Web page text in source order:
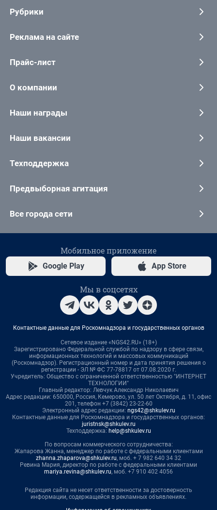
Рубрики
Реклама на сайте
Прайс-лист
О компании
Наши награды
Наши вакансии
Техподдержка
Предвыборная агитация
Все города сети
Мобильное приложение
Google Play App Store
Мы в соцсетях
Контактные данные для Роскомнадзора и государственных органов
Сетевое издание «NGS42.RU» (18+)
Зарегистрировано Федеральной службой по надзору в сфере связи,
информационных технологий и массовых коммуникаций
(Роскомнадзор). Регистрационный номер и дата принятия решения о
регистрации - ЭЛ № ФС 77-78817 от 07.08.2020 г.
Учредитель: Общество с ограниченной ответственностью "ИНТЕРНЕТ
ТЕХНОЛОГИИ"
Главный редактор: Левчук Александр Николаевич
Адрес редакции: 650000, Россия, Кемерово, ул. 50 лет Октября, д. 11, офис
201, телефон +7 (3842) 23-22-60
Электронный адрес редакции: ngs42@shkulev.ru
Контактные данные для Роскомнадзора и государственных органов:
juristnsk@shkulev.ru
Техподдержка: help@shkulev.ru
По вопросам коммерческого сотрудничества:
Жапарова Жанна, менеджер по работе с федеральными клиентами
zhanna.zhaparova@shkulev.ru, моб. + 7 982 640 34 32
Ревина Мария, директор по работе с федеральными клиентами
mariya.revina@shkulev.ru, моб. +7 910 402 4056
Редакция сайта не несет ответственности за достоверность
информации, содержащейся в рекламных объявлениях.